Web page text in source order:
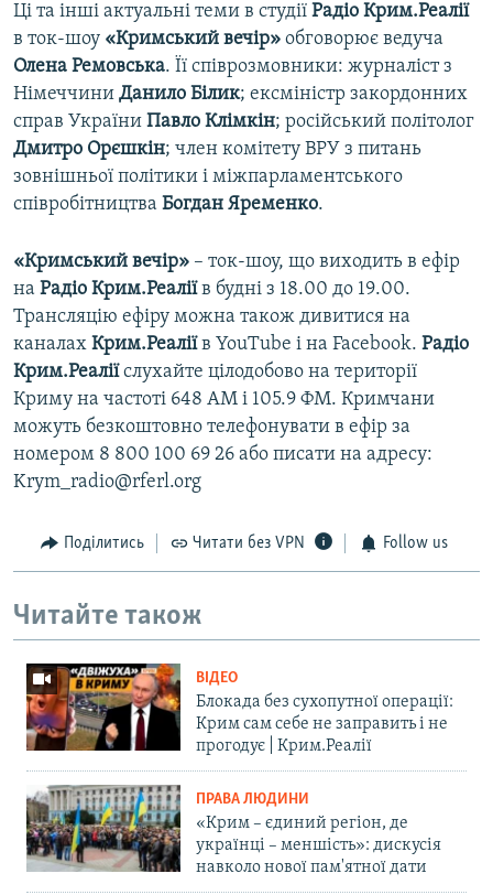
Ці та інші актуальні теми в студії Радіо Крим.Реалії
в ток-шоу «Кримський вечір» обговорює ведуча
Олена Ремовська. Її співрозмовники: журналіст з
Німеччини Данило Білик; ексміністр закордонних
справ України Павло Клімкін; російський політолог
Дмитро Орєшкін; член комітету ВРУ з питань
зовнішньої політики і міжпарламентського
співробітництва Богдан Яременко.
«Кримський вечір» – ток-шоу, що виходить в ефір
на Радіо Крим.Реаліїв будні з 18.00 до 19.00.
Трансляцію ефіру можна також дивитися на
каналах Крим.Реаліїв YouTube і на Facebook. Радіо
Крим.Реаліїслухайте цілодобово на території
Криму на частоті 648 АМ і 105.9 ФМ. Кримчани
можуть безкоштовно телефонувати в ефір за
номером 8 800 100 69 26 або писати на адресу:
Krym_radio@rferl.org
Поділитись Читати без VPN Follow us
Читайте також
ВІДЕО
Блокада без сухопутної операції:
Крим сам себе не заправить і не
прогодує | Крим.Реалії
ПРАВА ЛЮДИНИ
«Крим – єдиний регіон, де
українці – меншість»: дискусія
навколо нової пам'ятної дати